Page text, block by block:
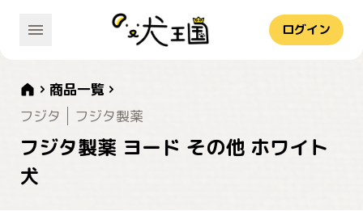
ログイン
商品一覧
フジタ
フジタ製薬
フジタ製薬 ヨード その他 ホワイト
犬